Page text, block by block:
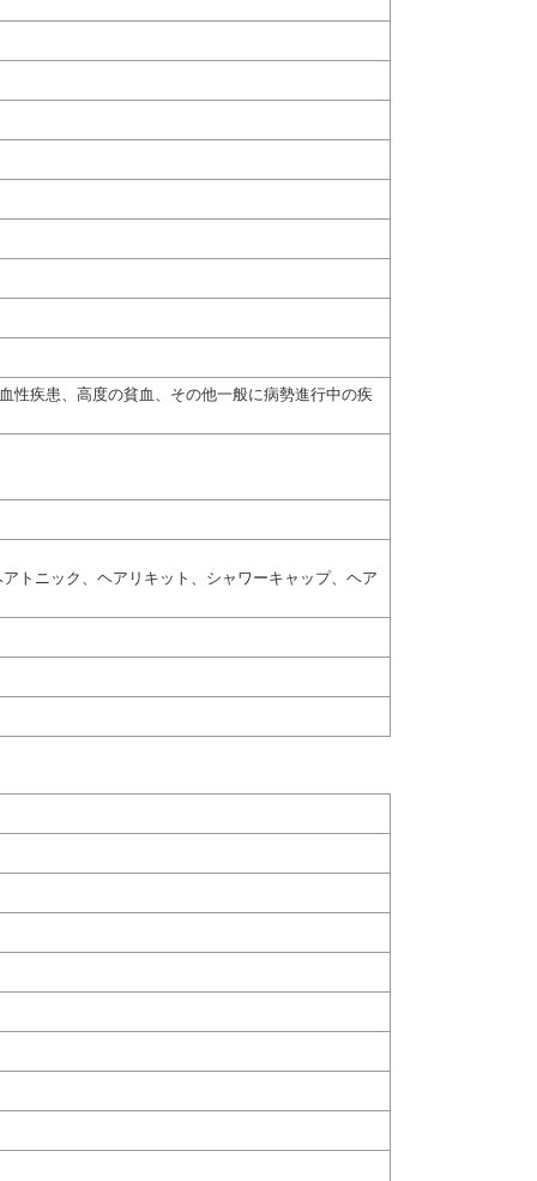
性疾患、高度の貧血、その他一般に病勢進行中の疾
トニック、ヘアリキット、シャワーキャップ、ヘア